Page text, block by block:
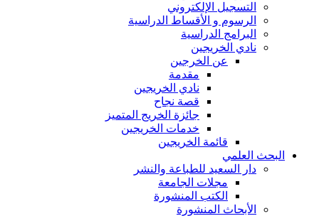
التسجيل الإلكتروني
الرسوم و الأقساط الدراسية
البرامج الدراسية
نادي الخريجين
عن الخرجين
مقدمة
نادي الخريجين
قصة نجاح
جائزة الخريج المتميز
خدمات الخريجين
قائمة الخريجين
البحث العلمي
دار السعيد للطباعة والنشر
مجلات الجامعة
الكتب المنشورة
الأبحاث المنشورة